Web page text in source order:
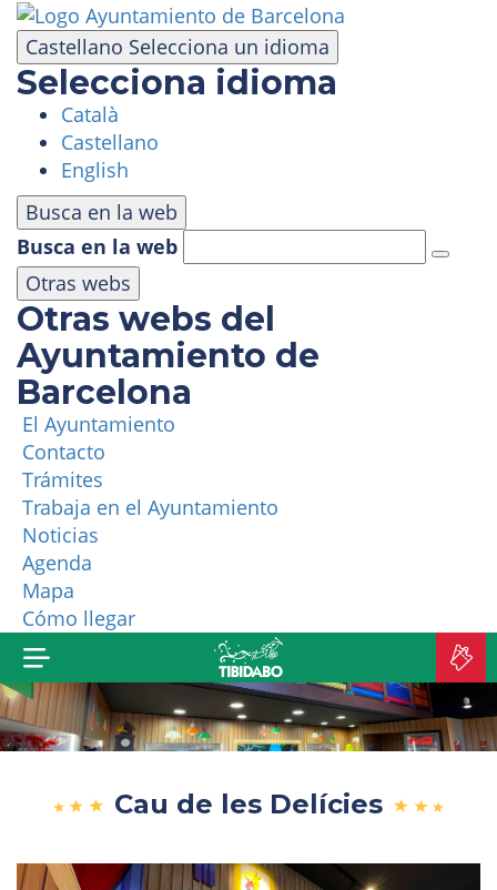
Castellano Selecciona un idioma
Selecciona idioma
Català
Castellano
English
Busca en la web
Busca en la web
Otras webs
Otras webs del
Ayuntamiento de
Barcelona
El Ayuntamiento
Contacto
Trámites
Trabaja en el Ayuntamiento
Noticias
Agenda
Mapa
Cómo llegar
Pasar
contenido
principal
VISITA
PARQUE DE ATRACCIONES
ÁREA PANORÁMICA
MASÍA TIBIDABO
FUNICULAR
TIBICLUB
¿QUIÉNES SOMOS?
MÁS PRODUCTOS
Cau de les Delícies